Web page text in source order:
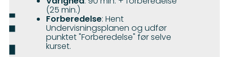
(25 min.)
Forberedelse: Hent
Undervisningsplanen og udfør
punktet "Forberedelse" før selve
kurset.